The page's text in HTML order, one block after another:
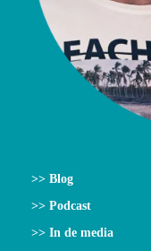
>> Blog
>> Podcast
>> In de media